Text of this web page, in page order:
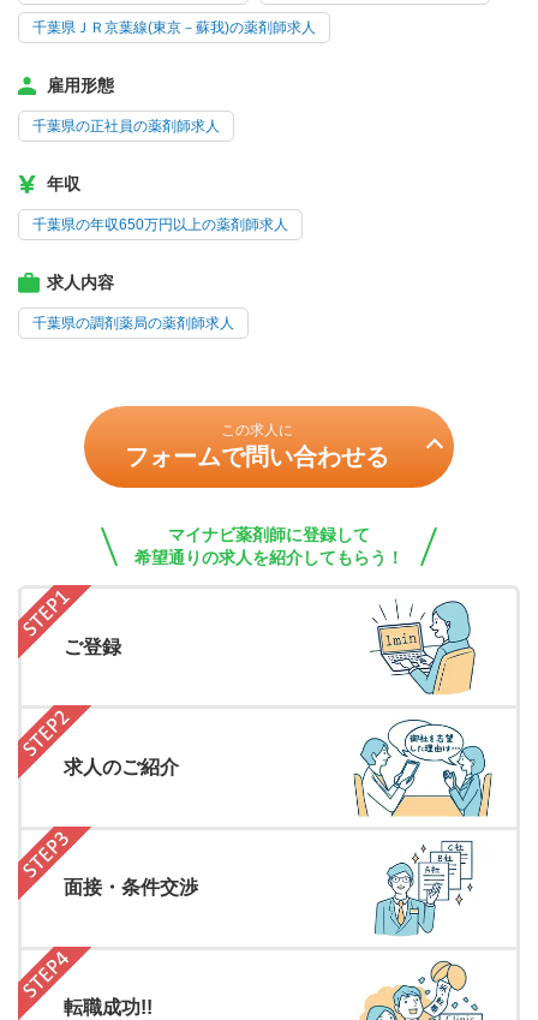
千葉県ＪＲ京葉線(東京－蘇我)の薬剤師求人
雇用形態
千葉県の正社員の薬剤師求人
年収
千葉県の年収650万円以上の薬剤師求人
求人内容
千葉県の調剤薬局の薬剤師求人
この求人に
フォームで問い合わせる
マイナビ薬剤師に登録して
希望通りの求人を紹介してもらう！
ご登録
求人のご紹介
面接・条件交渉
転職成功!!